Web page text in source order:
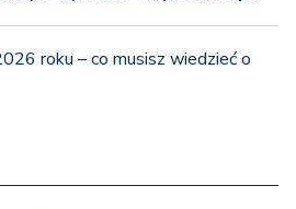
roku – co musisz wiedzieć o